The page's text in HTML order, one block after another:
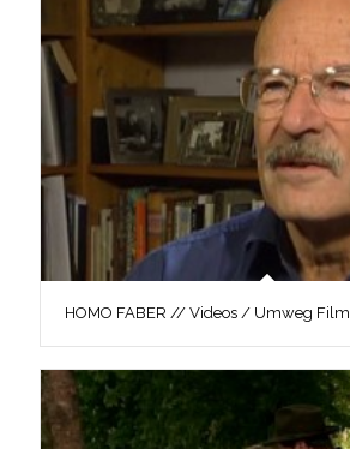
HOMO FABER // Videos / Umweg Film